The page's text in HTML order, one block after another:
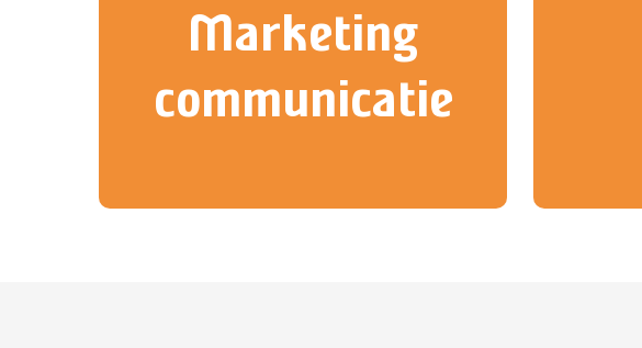
Marketing
communicatie